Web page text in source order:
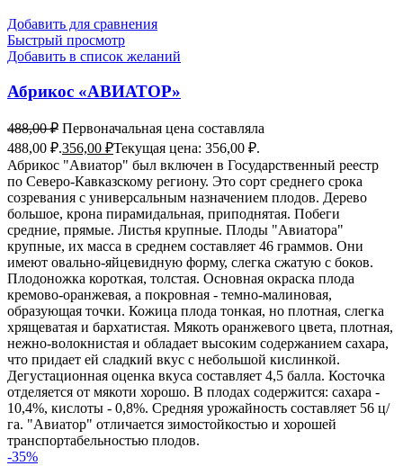
Добавить для сравнения
Быстрый просмотр
Добавить в список желаний
Абрикос «АВИАТОР»
488,00₽ Первоначальная цена составляла
488,00 ₽.356,00 ₽Текущая цена: 356,00 ₽.
Абрикос "Авиатор" был включен в Государственный реестр
по Северо-Кавказскому региону. Это сорт среднего срока
созревания с универсальным назначением плодов. Дерево
большое, крона пирамидальная, приподнятая. Побеги
средние, прямые. Листья крупные. Плоды "Авиатора"
крупные, их масса в среднем составляет 46 граммов. Они
имеют овально-яйцевидную форму, слегка сжатую с боков.
Плодоножка короткая, толстая. Основная окраска плода
кремово-оранжевая, а покровная - темно-малиновая,
образующая точки. Кожица плода тонкая, но плотная, слегка
хрящеватая и бархатистая. Мякоть оранжевого цвета, плотная,
нежно-волокнистая и обладает высоким содержанием сахара,
что придает ей сладкий вкус с небольшой кислинкой.
Дегустационная оценка вкуса составляет 4,5 балла. Косточка
отделяется от мякоти хорошо. В плодах содержится: сахара -
10,4%, кислоты - 0,8%. Средняя урожайность составляет 56 ц/
га. "Авиатор" отличается зимостойкостью и хорошей
транспортабельностью плодов.
-35%